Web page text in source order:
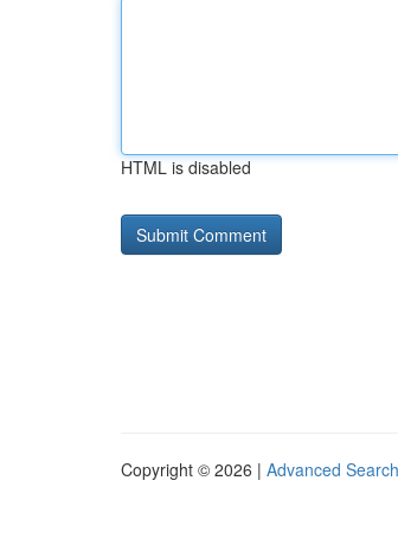
HTML is disabled
Copyright © 2026 | Advanced Search